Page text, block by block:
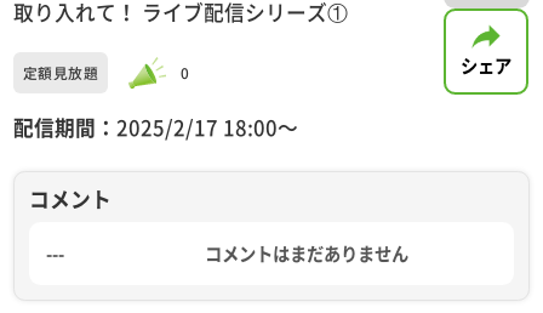
取り入れて！ ライブ配信シリーズ①
定額見放題 0
配信期間： 2025/2/17 18:00〜
シェア
コメント
--- コメントはまだありません